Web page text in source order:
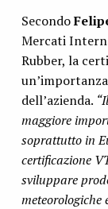
Secondo
Mercati
Rubber, la
dell’azienda.
maggiore
soprattutto in
certificazione
sviluppare